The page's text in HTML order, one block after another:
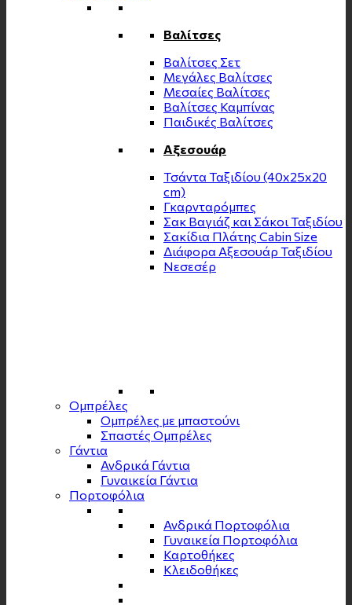
Βαλίτσες
Βαλίτσες Σετ
Μεγάλες Βαλίτσες
Μεσαίες Βαλίτσες
Βαλίτσες Καμπίνας
Παιδικές Βαλίτσες
Αξεσουάρ
Τσάντα Ταξιδίου (40x25x20
cm)
Γκαρνταρόμπες
Σακ Βαγιάζ και Σάκοι Ταξιδίου
Σακίδια Πλάτης Cabin Size
Διάφορα Αξεσουάρ Ταξιδίου
Νεσεσέρ
Ομπρέλες
Ομπρέλες με μπαστούνι
Σπαστές Ομπρέλες
Γάντια
Ανδρικά Γάντια
Γυναικεία Γάντια
Πορτοφόλια
Ανδρικά Πορτοφόλια
Γυναικεία Πορτοφόλια
Καρτοθήκες
Κλειδοθήκες